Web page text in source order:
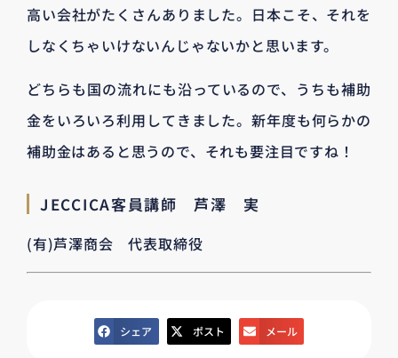
高い会社がたくさんありました。日本こそ、それを
しなくちゃいけないんじゃないかと思います。
どちらも国の流れにも沿っているので、うちも補助
金をいろいろ利用してきました。新年度も何らかの
補助金はあると思うので、それも要注目ですね！
JECCICA客員講師 芦澤 実
(有)芦澤商会 代表取締役
シェア ポスト メール